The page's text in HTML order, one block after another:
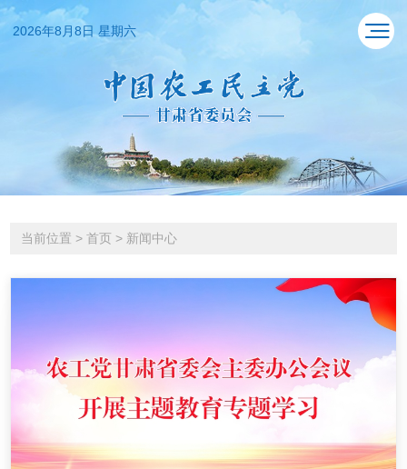
2026年8月8日 星期六
当前位置 > 首页 > 新闻中心